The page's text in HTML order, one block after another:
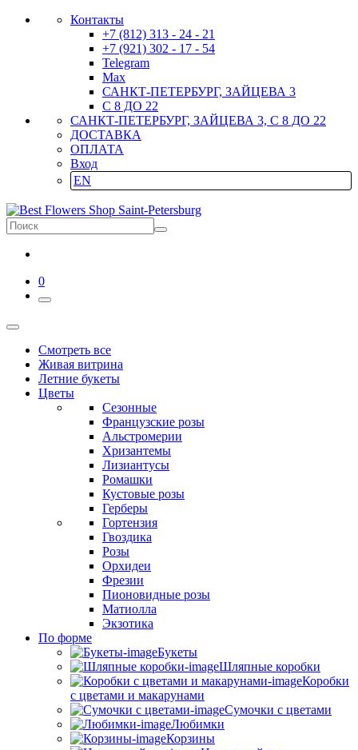
Контакты
+7 (812) 313 - 24 - 21
+7 (921) 302 - 17 - 54
Telegram
Max
САНКТ-ПЕТЕРБУРГ, ЗАЙЦЕВА 3
С 8 ДО 22
САНКТ-ПЕТЕРБУРГ, ЗАЙЦЕВА 3, С 8 ДО 22
ДОСТАВКА
ОПЛАТА
Вход
EN
0
Смотреть все
Живая витрина
Летние букеты
Цветы
Сезонные
Французские розы
Альстромерии
Хризантемы
Лизиантусы
Ромашки
Кустовые розы
Герберы
Гортензия
Гвоздика
Розы
Орхидеи
Фрезии
Пионовидные розы
Матиолла
Экзотика
По форме
Букеты
Шляпные коробки
Коробки
с цветами и макарунами
Сумочки с цветами
Любимки
Корзины